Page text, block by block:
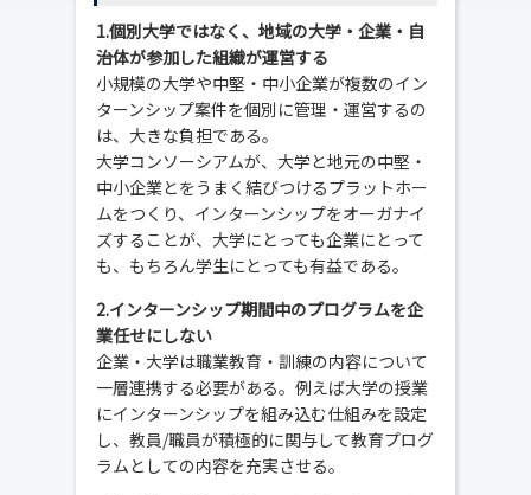
1.個別大学ではなく、地域の大学・企業・自
治体が参加した組織が運営する
小規模の大学や中堅・中小企業が複数のイン
ターンシップ案件を個別に管理・運営するの
は、大きな負担である。
大学コンソーシアムが、大学と地元の中堅・
中小企業とをうまく結びつけるプラットホー
ムをつくり、インターンシップをオーガナイ
ズすることが、大学にとっても企業にとって
も、もちろん学生にとっても有益である。
2.インターンシップ期間中のプログラムを企
業任せにしない
企業・大学は職業教育・訓練の内容について
一層連携する必要がある。例えば大学の授業
にインターンシップを組み込む仕組みを設定
し、教員/職員が積極的に関与して教育プログ
ラムとしての内容を充実させる。